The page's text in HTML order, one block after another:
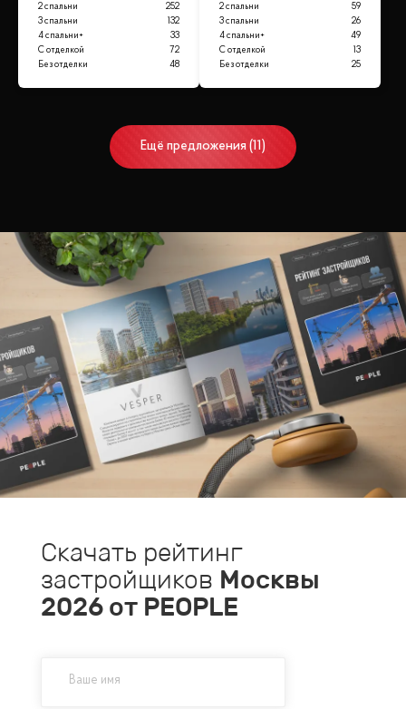
2 спальни
252
3 спальни
132
4 спальни+
33
С отделкой
72
Без отделки
48
2 спальни
59
3 спальни
26
4 спальни+
49
С отделкой
13
Без отделки
25
Ещё предложения (11 )
Скачать рейтинг
застройщиков Москвы
2026 от PEOPLE